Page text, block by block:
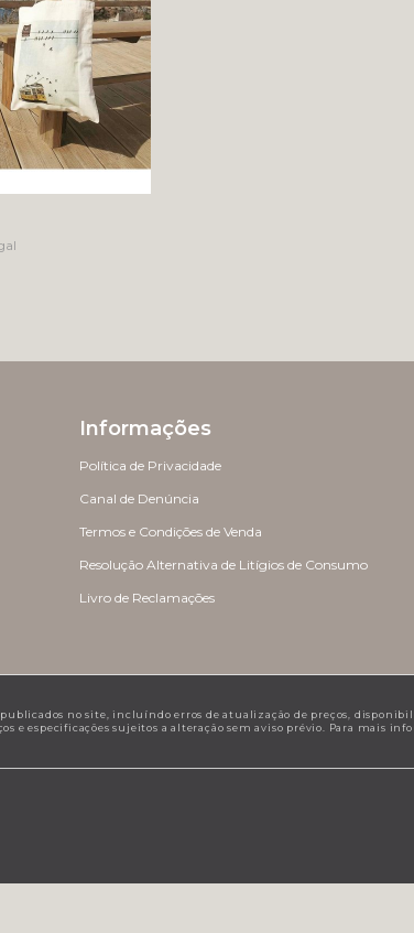
Informações
Política de Privacidade
Canal de Denúncia
Termos e Condições de Venda
Resolução Alternativa de Litígios de Consumo
Livro de Reclamações
no site, incluíndo erros de atualização de preços,
e especificações sujeitos a alteração sem aviso prévio. Para mais